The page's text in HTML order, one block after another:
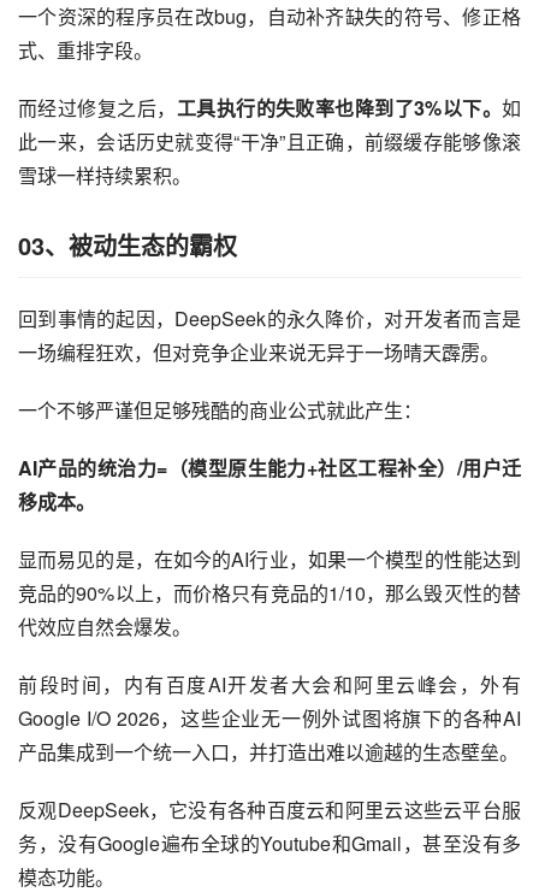
一个资深的程序员在改bug，自动补齐缺失的符号、修正格
式、重排字段。
而经过修复之后， 工具执行的失败率也降到了3%以下。如
此一来，会话历史就变得“干净”且正确，前缀缓存能够像滚
雪球一样持续累积。
03、 被动生态的霸权
回到事情的起因，DeepSeek的永久降价，对开发者而言是
一场编程狂欢，但对竞争企业来说无异于一场晴天霹雳。
一个不够严谨但足够残酷的商业公式就此产生：
AI产品的统治力=（模型原生能力+社区工程补全）/用户迁
移成本。
显而易见的是，在如今的AI行业，如果一个模型的性能达到
竞品的90%以上，而价格只有竞品的1/10，那么毁灭性的替
代效应自然会爆发。
前段时间，内有百度AI开发者大会和阿里云峰会，外有
Google I/O 2026，这些企业无一例外试图将旗下的各种AI
产品集成到一个统一入口，并打造出难以逾越的生态壁垒。
反观DeepSeek，它没有各种百度云和阿里云这些云平台服
务，没有Google遍布全球的Youtube和Gmail，甚至没有多
模态功能。